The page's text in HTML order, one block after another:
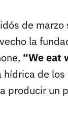
de
la
“We eat
hídrica de
producir un